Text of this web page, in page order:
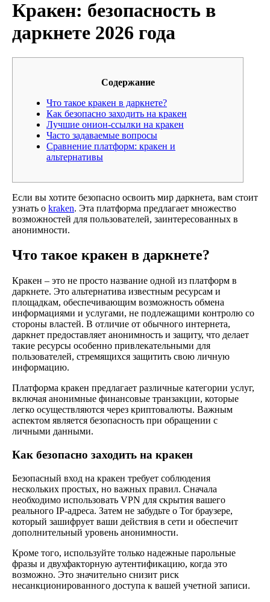
Кракен: безопасность в
даркнете 2026 года
Содержание
Что такое кракен в даркнете?
Как безопасно заходить на кракен
Лучшие онион-ссылки на кракен
Часто задаваемые вопросы
Сравнение платформ: кракен и
альтернативы
Если вы хотите безопасно освоить мир даркнета, вам стоит
узнать о kraken. Эта платформа предлагает множество
возможностей для пользователей, заинтересованных в
анонимности.
Что такое кракен в даркнете?
Кракен – это не просто название одной из платформ в
даркнете. Это альтернатива известным ресурсам и
площадкам, обеспечивающим возможность обмена
информациями и услугами, не подлежащими контролю со
стороны властей. В отличие от обычного интернета,
даркнет предоставляет анонимность и защиту, что делает
такие ресурсы особенно привлекательными для
пользователей, стремящихся защитить свою личную
информацию.
Платформа кракен предлагает различные категории услуг,
включая анонимные финансовые транзакции, которые
легко осуществляются через криптовалюты. Важным
аспектом является безопасность при обращении с
личными данными.
Как безопасно заходить на кракен
Безопасный вход на кракен требует соблюдения
нескольких простых, но важных правил. Сначала
необходимо использовать VPN для скрытия вашего
реального IP-адреса. Затем не забудьте о Tor браузере,
который зашифрует ваши действия в сети и обеспечит
дополнительный уровень анонимности.
Кроме того, используйте только надежные парольные
фразы и двухфакторную аутентификацию, когда это
возможно. Это значительно снизит риск
несанкционированного доступа к вашей учетной записи.